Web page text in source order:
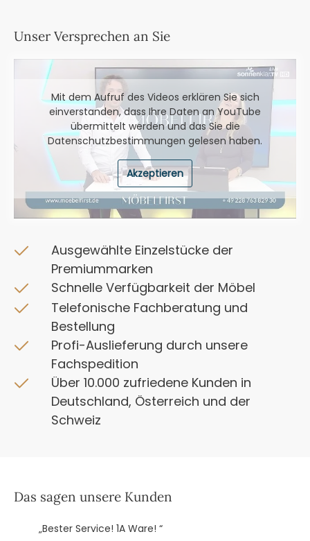
Unser Versprechen an Sie
Mit dem Aufruf des Videos erklären Sie sich
einverstanden, dass Ihre Daten an YouTube
übermittelt werden und das Sie die
Datenschutzbestimmungen gelesen haben.
Akzeptieren
Ausgewählte Einzelstücke der
Premiummarken
Schnelle Verfügbarkeit der Möbel
Telefonische Fachberatung und
Bestellung
Profi-Auslieferung durch unsere
Fachspedition
Über 10.000 zufriedene Kunden in
Deutschland, Österreich und der
Schweiz
Das sagen unsere Kunden
„Bester Service! 1A Ware! “